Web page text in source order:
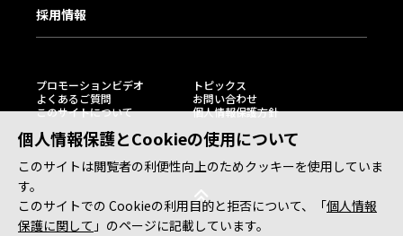
個人情報保護とCookieの使用について
このサイトは閲覧者の利便性向上のためクッキーを使用していま
す。
このサイトでの Cookieの利用目的と拒否について、「個人情報
保護に関して 」のページに記載しています。
採用情報
プロモーションビデオ
トピックス
よくあるご質問
お問い合わせ
このサイトについて
個人情報保護方針